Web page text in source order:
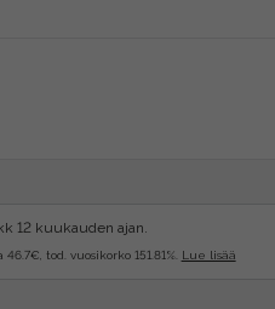
12 kuukauden ajan.
tod. vuosikorko 151.81%. Lue lisää